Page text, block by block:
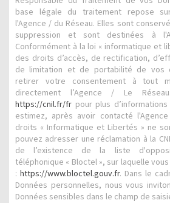
base légale du traitement repose
l'Agence / du Réseau. Elles sont
suppression et sont destinées à
Conformément à la loi « informatique et
des droits d’accès, de rectification,
de limitation et de portabilité de vos
retirer votre consentement à tout
directement l’Agence / Le
https://cnil.fr/fr pour plus
estimez, après avoir contacté
droits « Informatique et Libertés » ne
pouvez adresser une réclamation à la
de l’existence de la liste
téléphonique « Bloctel », sur laquelle
: https://www.bloctel.gouv.fr. Dans le
Données personnelles, nous vous
Données sensibles dans le champ de